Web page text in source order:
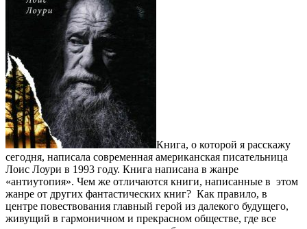
Книга, о которой я расскажу
сегодня, написала современная американская писательница
Лоис Лоури в 1993 году. Книга написана в жанре
«антиутопия». Чем же отличаются книги, написанные в этом
жанре от других фантастических книг? Как правило, в
центре повествования главный герой из далекого будущего,
живущий в гармоничном и прекрасном обществе, где все